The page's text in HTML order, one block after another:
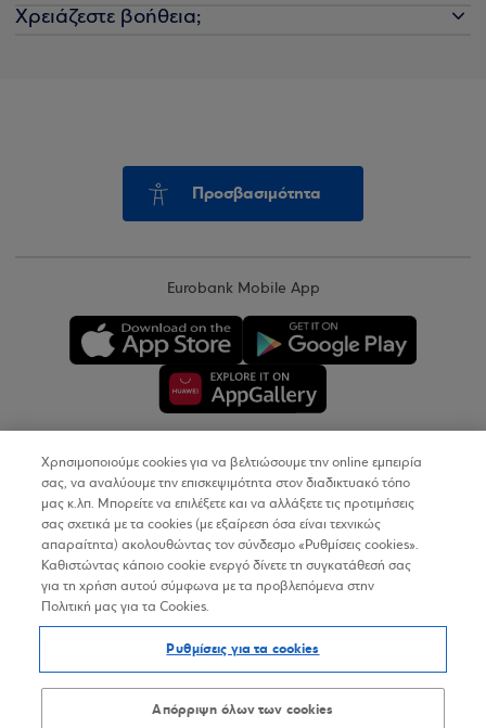
Χρειάζεστε βοήθεια;
Προσβασιμότητα
Eurobank Mobile App
Copyright © 2026
Όροι Χρήσης
Προσωπικά Δεδομένα στον Διαδικτυακό Τόπο
Δήλωση Προσβασιμότητας
Sitemap
Χρησιμοποιούμε cookies για να βελτιώσουμε την online εμπειρία
σας, να αναλύουμε την επισκεψιμότητα στον διαδικτυακό τόπο
μας κ.λπ. Μπορείτε να επιλέξετε και να αλλάξετε τις προτιμήσεις
σας σχετικά με τα cookies (με εξαίρεση όσα είναι τεχνικώς
απαραίτητα) ακολουθώντας τον σύνδεσμο «Ρυθμίσεις cookies».
Καθιστώντας κάποιο cookie ενεργό δίνετε τη συγκατάθεσή σας
για τη χρήση αυτού σύμφωνα με τα προβλεπόμενα στην
Πολιτική μας για τα Cookies.
Ρυθμίσεις για τα cookies
Απόρριψη όλων των cookies